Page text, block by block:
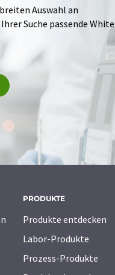
Auswahl an
Suche passende White
PRODUKTE
Produkte entdecken
Labor-Produkte
Prozess-Produkte